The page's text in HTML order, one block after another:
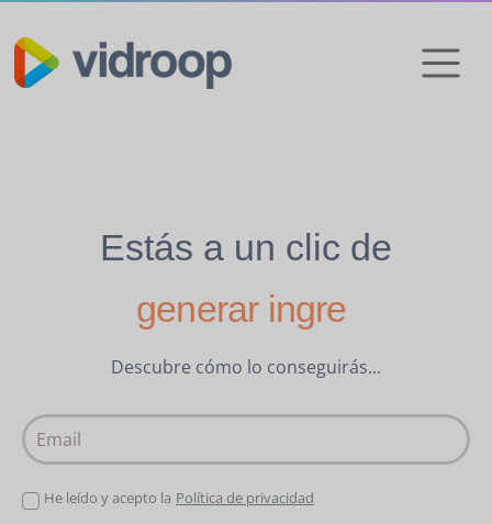
Estás a un clic de
generar ingresos recurrente
Descubre cómo lo conseguirás...
He leído y acepto la Política de privacidad